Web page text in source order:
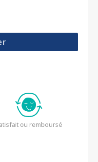
ou remboursé